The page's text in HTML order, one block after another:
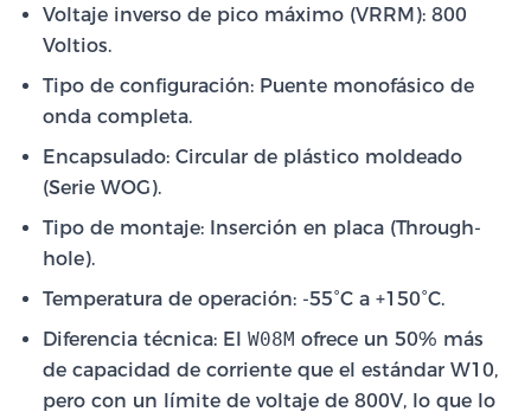
Voltaje inverso de pico máximo (VRRM): 800
Voltios.
Tipo de configuración: Puente monofásico de
onda completa.
Encapsulado: Circular de plástico moldeado
(Serie WOG).
Tipo de montaje: Inserción en placa (Through-
hole).
Temperatura de operación: -55°C a +150°C.
Diferencia técnica: El W08M ofrece un 50% más
de capacidad de corriente que el estándar W10,
pero con un límite de voltaje de 800V, lo que lo